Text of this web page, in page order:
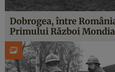
Dobrogea, între
Primului Război